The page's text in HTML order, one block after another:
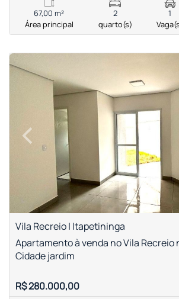
67,00 m²
Área principal
2
quarto(s)
1
<
‹Previous
Vila Recreio | Itapetininga
Apartamento à venda no Vila
Cidade jardim
R$ 280.000,00